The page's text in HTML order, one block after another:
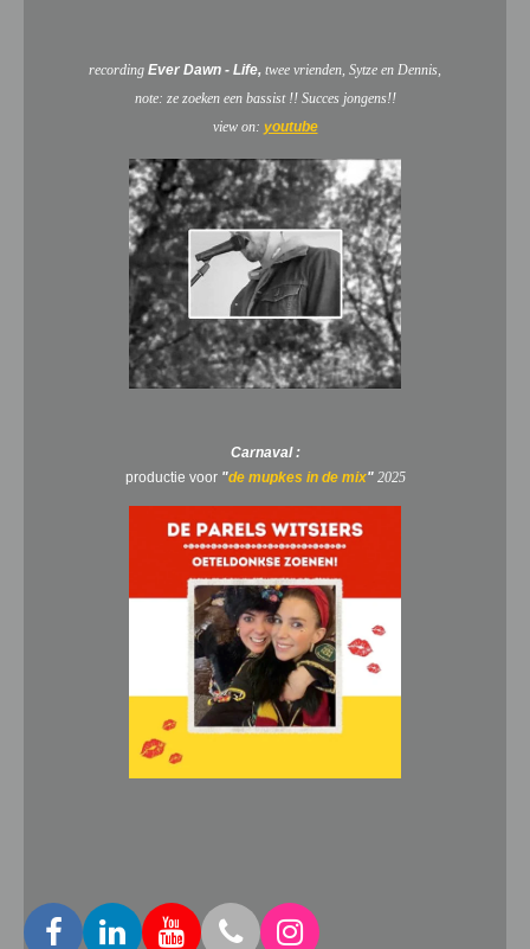
recording Ever Dawn - Life, twee vrienden, Sytze en Dennis,
note: ze zoeken een bassist !! Succes jongens!!
view on: youtube
Carnaval :
productie voor "de mupkes in de mix" 2025